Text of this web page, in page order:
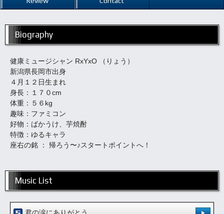
Biography
健康ミュージシャン RxYxO （りょう）
新潟県長岡市出身
４月１２日生まれ
身長：１７０cm
体重：５６kg
趣味：ファミコン
好物：ばかうけ、芋焼酎
特徴：ゆるキャラ
座右の銘 ： 帰ろう〜♪スタートポイントへ！
Music List